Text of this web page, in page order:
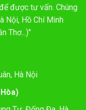
được tư vấn. Chúng
Nội, Hồ Chí Minh
Thơ...)"
Hà Nội